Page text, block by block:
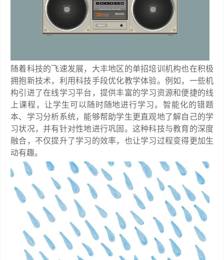
随着科技的飞速发展，大丰地区的单招培训机构也在积极
拥抱新技术，利用科技手段优化教学体验。例如，一些机
构引进了在线学习平台，提供丰富的学习资源和便捷的线
上课程，让学生可以随时随地进行学习。智能化的错题
本、学习分析系统，能够帮助学生更直观地了解自己的学
习状况，并有针对性地进行巩固。这种科技与教育的深度
融合，不仅提升了学习的效率，也让学习过程变得更加生
动有趣。